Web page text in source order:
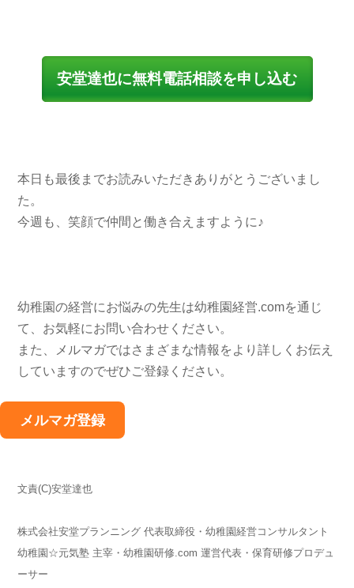
安堂達也に無料電話相談を申し込む
本日も最後までお読みいただきありがとうございまし
た。
今週も、笑顔で仲間と働き合えますように♪
幼稚園の経営にお悩みの先生は幼稚園経営.comを通じ
て、お気軽にお問い合わせください。
また、メルマガではさまざまな情報をより詳しくお伝え
していますのでぜひご登録ください。
メルマガ登録
文責(C)安堂達也
株式会社安堂プランニング 代表取締役・幼稚園経営コンサルタント
幼稚園☆元気塾 主宰・幼稚園研修.com 運営代表・保育研修プロデュ
ーサー